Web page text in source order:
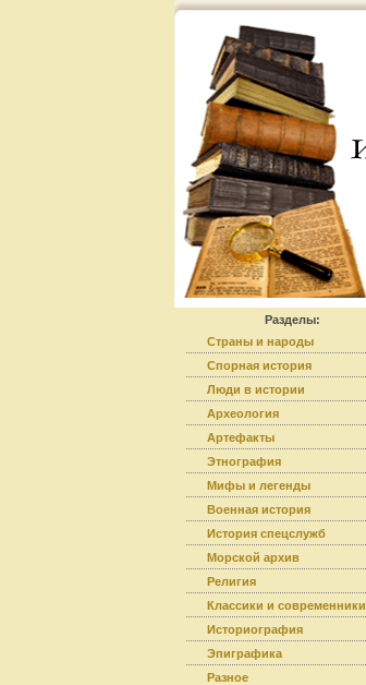
Разделы:
Страны и народы
Спорная история
Люди в истории
Археология
Артефакты
Этнография
Мифы и легенды
Военная история
История спецслужб
Морской архив
Религия
Классики и современники
Историография
Эпиграфика
Разное